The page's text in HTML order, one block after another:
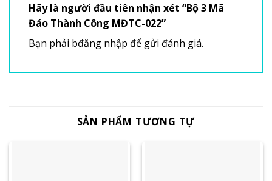
Hãy là người đầu tiên nhận xét “Bộ 3 Mã
Đáo Thành Công MĐTC-022”
Bạn phải bđăng nhập để gửi đánh giá.
SẢN PHẨM TƯƠNG TỰ